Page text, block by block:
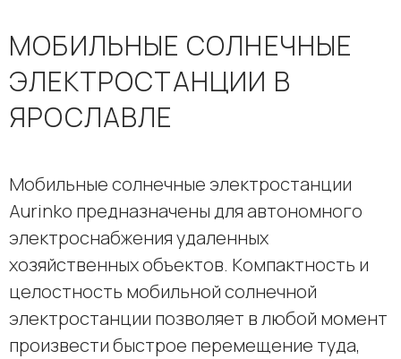
МОБИЛЬНЫЕ СОЛНЕЧНЫЕ
ЭЛЕКТРОСТАНЦИИ В
ЯРОСЛАВЛЕ
Мобильные солнечные электростанции
Aurinko предназначены для автономного
электроснабжения удаленных
хозяйственных объектов. Компактность и
целостность мобильной солнечной
электростанции позволяет в любой момент
произвести быстрое перемещение туда,